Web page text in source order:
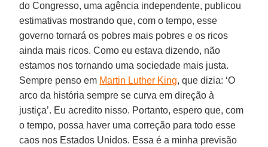
do Congresso, uma agência independente, publicou
estimativas mostrando que, com o tempo, esse
governo tornará os pobres mais pobres e os ricos
ainda mais ricos. Como eu estava dizendo, não
estamos nos tornando uma sociedade mais justa.
Sempre penso em Martin Luther King, que dizia: ‘O
arco da história sempre se curva em direção à
justiça’. Eu acredito nisso. Portanto, espero que, com
o tempo, possa haver uma correção para todo esse
caos nos Estados Unidos. Essa é a minha previsão